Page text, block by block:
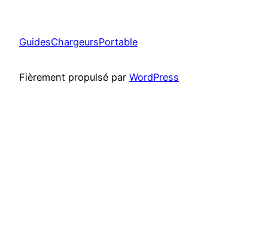
GuidesChargeursPortable
Fièrement propulsé par WordPress